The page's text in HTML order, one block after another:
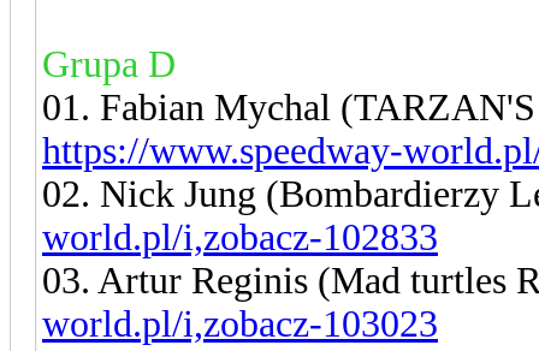
Grupa D
01. Fabian Mychal
https://www.speedway-
02. Nick Jung (Bombardierzy
world.pl/i,zobacz-102833
03. Artur Reginis (Mad turtles
world.pl/i,zobacz-103023